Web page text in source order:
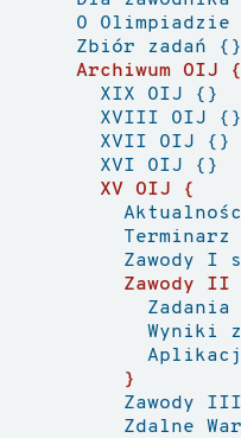
O Olimpiadzie
Zbiór zadań
Archiwum OIJ
XIX OIJ
XVIII OIJ
XVII OIJ
XVI OIJ
XV OIJ
Terminarz
Zawody I
Zawody II
Wyniki
Zawody
Zdalne